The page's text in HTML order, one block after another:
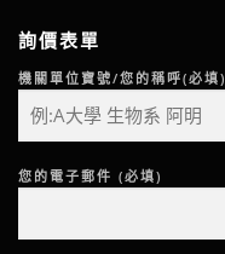
詢價表單
機關單位寶號/您的稱呼(必填)
您的電子郵件 (必填)